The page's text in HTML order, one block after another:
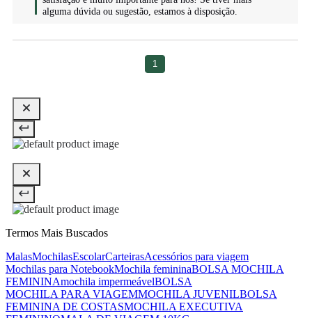
alguma dúvida ou sugestão, estamos à disposição.
1
Termos Mais Buscados
MalasMochilasEscolarCarteirasAcessórios para viagem
Mochilas para NotebookMochila femininaBOLSA MOCHILA
FEMININAmochila impermeávelBOLSA
MOCHILA PARA VIAGEMMOCHILA JUVENILBOLSA
FEMININA DE COSTASMOCHILA EXECUTIVA